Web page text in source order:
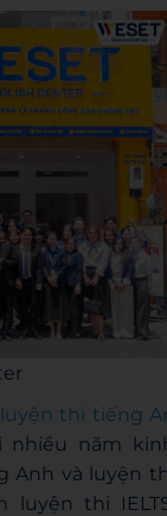
thi tiếng
nhiều năm
Anh và luyện
thi